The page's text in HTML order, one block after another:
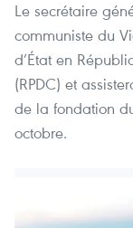
Le secrétaire
communiste du
d’État en
(RPDC) et
de la fondation
octobre.